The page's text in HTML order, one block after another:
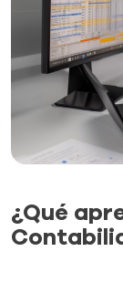
¿Qué